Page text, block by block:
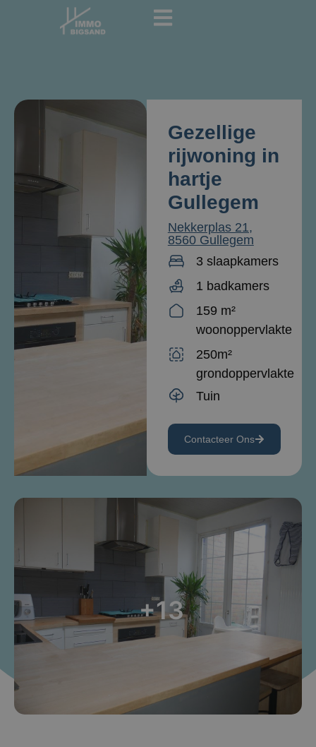
Gezellige
rijwoning in
hartje
Gullegem
Nekkerplas 21,
8560 Gullegem
3 slaapkamers
1 badkamers
159 m²
woonoppervlakte
250m²
grondoppervlakte
Tuin
Contacteer Ons
+13